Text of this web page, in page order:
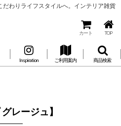
わりライフスタイルへ。インテリア雑貨
カート TOP
Inspiration ご利用案内 商品検索
グレージュ】